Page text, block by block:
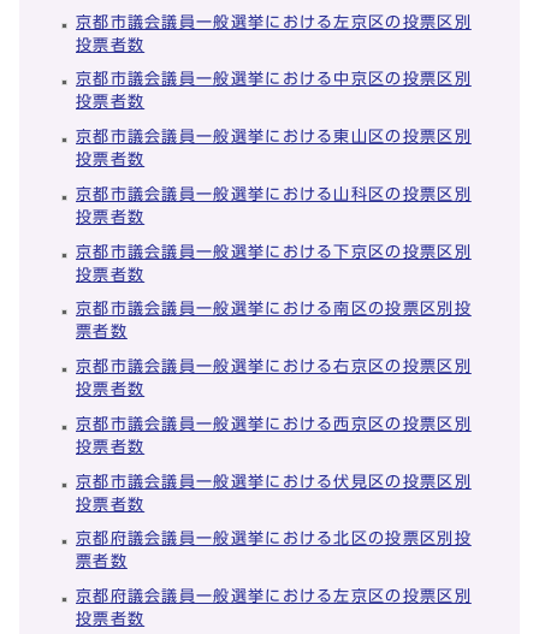
京都市議会議員一般選挙における左京区の投票区別
投票者数
京都市議会議員一般選挙における中京区の投票区別
投票者数
京都市議会議員一般選挙における東山区の投票区別
投票者数
京都市議会議員一般選挙における山科区の投票区別
投票者数
京都市議会議員一般選挙における下京区の投票区別
投票者数
京都市議会議員一般選挙における南区の投票区別投
票者数
京都市議会議員一般選挙における右京区の投票区別
投票者数
京都市議会議員一般選挙における西京区の投票区別
投票者数
京都市議会議員一般選挙における伏見区の投票区別
投票者数
京都府議会議員一般選挙における北区の投票区別投
票者数
京都府議会議員一般選挙における左京区の投票区別
投票者数